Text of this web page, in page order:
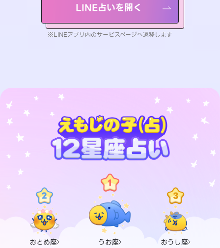
LINE占いを開く
※LINEアプリ内のサービスページへ遷移します
おとめ座 うお座 おうし座